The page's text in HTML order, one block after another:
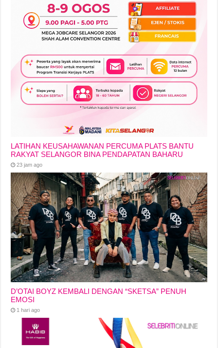
LATIHAN KEUSAHAWANAN PERCUMA PLATS BANTU
RAKYAT SELANGOR BINA PENDAPATAN BAHARU
23 jam ago
D’OTAI BOYZ KEMBALI DENGAN “SKETSA” PENUH
EMOSI
1 hari ago